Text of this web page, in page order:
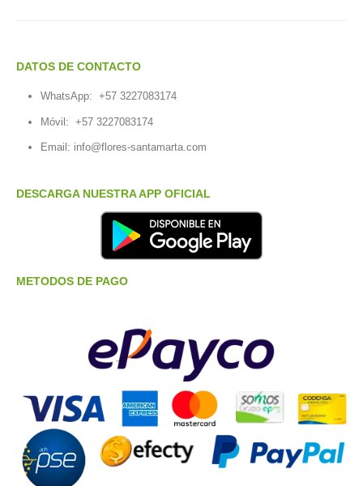
DATOS DE CONTACTO
WhatsApp: +57 3227083174
Móvil: +57 3227083174
Email: info@flores-santamarta.com
DESCARGA NUESTRA APP OFICIAL
METODOS DE PAGO